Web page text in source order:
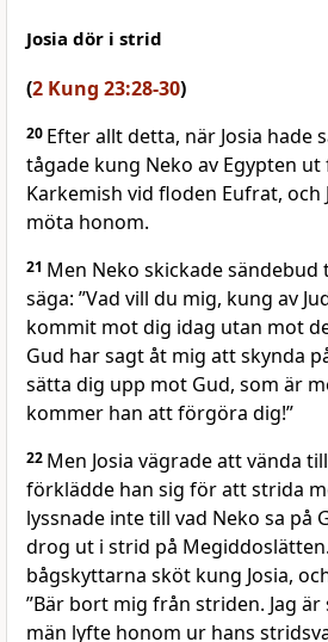
Josia dör i strid
(2 Kung 23:28-30)
20 Efter allt detta, när Josia hade
tågade kung Neko av Egypten
Karkemish vid floden Eufrat,
möta honom.
21 Men Neko skickade
säga: ”Vad vill du mig, kung av
kommit mot dig idag utan mot
Gud har sagt åt mig att skynda
sätta dig upp mot Gud, som är
kommer han att förgöra dig!”
22 Men Josia vägrade att vända
förklädde han sig för att strida
lyssnade inte till vad Neko sa på
drog ut i strid på Megiddoslätten.
bågskyttarna sköt kung Josia,
”Bär bort mig från striden. Jag är
män lyfte honom ur hans